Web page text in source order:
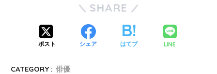
SHARE
ポスト シェア はてブ LINE
CATEGORY : 俳優